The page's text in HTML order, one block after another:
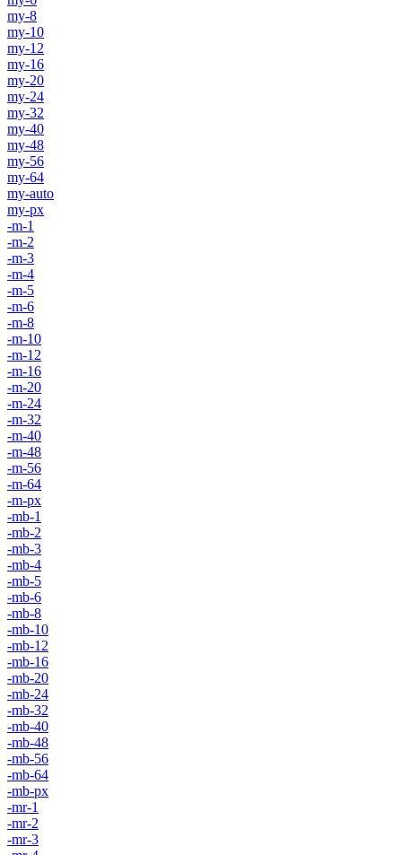
my-8
my-10
my-12
my-16
my-20
my-24
my-32
my-40
my-48
my-56
my-64
my-auto
my-px
-m-1
-m-2
-m-3
-m-4
-m-5
-m-6
-m-8
-m-10
-m-12
-m-16
-m-20
-m-24
-m-32
-m-40
-m-48
-m-56
-m-64
-m-px
-mb-1
-mb-2
-mb-3
-mb-4
-mb-5
-mb-6
-mb-8
-mb-10
-mb-12
-mb-16
-mb-20
-mb-24
-mb-32
-mb-40
-mb-48
-mb-56
-mb-64
-mb-px
-mr-1
-mr-2
-mr-3